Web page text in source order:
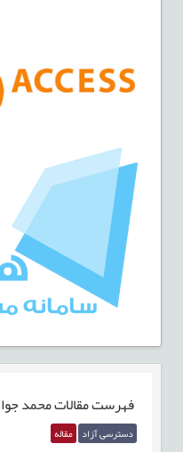
فهرست مقالاتمحمد
دسترسی آزاد مقاله